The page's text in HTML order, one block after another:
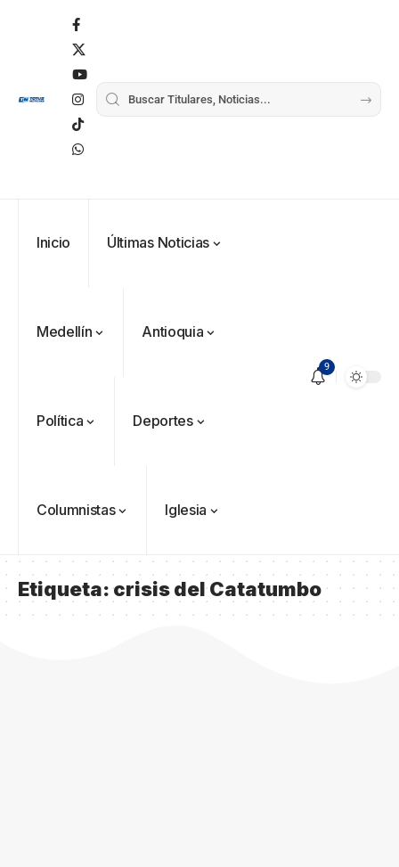
Inicio Últimas Noticias
Medellín Antioquia
Política Deportes
Columnistas Iglesia
9
Etiqueta:crisis del Catatumbo